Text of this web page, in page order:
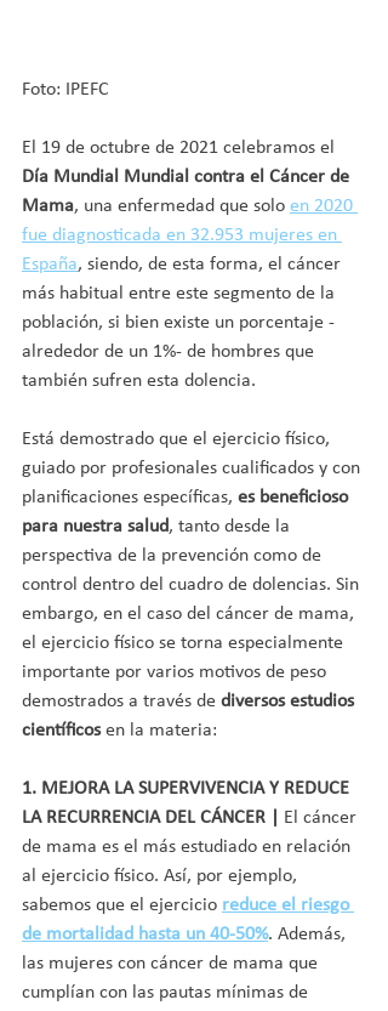
Foto: IPEFC
El 19 de octubre de 2021 celebramos el
Día Mundial Mundial contra el Cáncer de
Mama, una enfermedad que solo en 2020
fue diagnosticada en 32.953 mujeres en
España, siendo, de esta forma, el cáncer
más habitual entre este segmento de la
población, si bien existe un porcentaje -
alrededor de un 1%- de hombres que
también sufren esta dolencia.
Está demostrado que el ejercicio físico,
guiado por profesionales cualificados y con
planificaciones específicas, es beneficioso
para nuestra salud, tanto desde la
perspectiva de la prevención como de
control dentro del cuadro de dolencias. Sin
embargo, en el caso del cáncer de mama,
el ejercicio físico se torna especialmente
importante por varios motivos de peso
demostrados a través de diversos estudios
científicos en la materia:
1. MEJORA LA SUPERVIVENCIA Y REDUCE
LA RECURRENCIA DEL CÁNCER |
El cáncer
de mama es el más estudiado en relación
al ejercicio físico. Así, por ejemplo,
sabemos que el ejercicio reduce el riesgo
de mortalidad hasta un 40-50%. Además,
las mujeres con cáncer de mama que
cumplían con las pautas mínimas de